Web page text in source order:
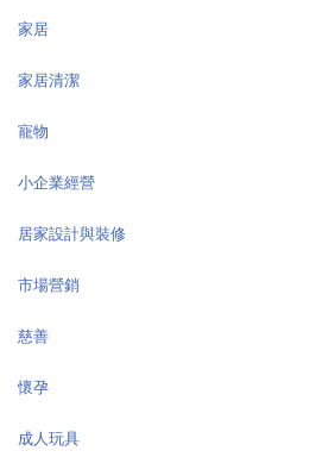
家居
家居清潔
寵物
小企業經營
居家設計與裝修
市場營銷
慈善
懷孕
成人玩具